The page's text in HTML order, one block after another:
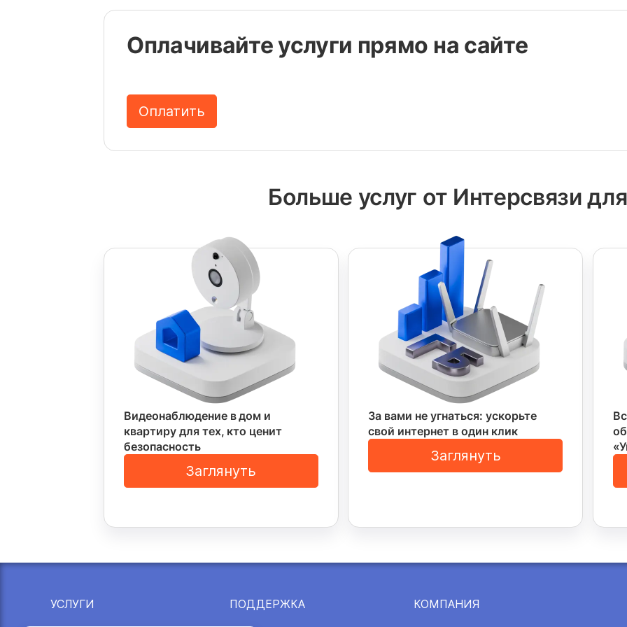
Видеонаблюдение в дом и
квартиру для тех, кто ценит
безопасность
Заглянуть
За вами не угнаться: ускорьте
свой интернет в один клик
Заглянуть
Оплачивайте услуги прямо на сайте
Оплатить
Больше услуг от Интерсвязи
УСЛУГИ ПОДДЕРЖКА КОМПАНИЯ